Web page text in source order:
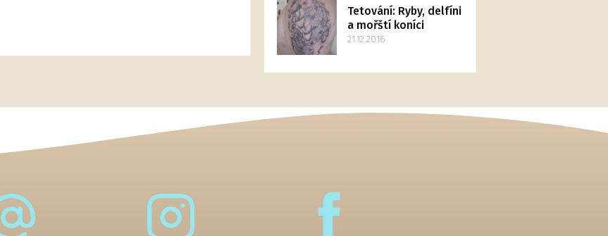
Tetování: Ryby, delfíni
a mořští koníci
21.12.2016